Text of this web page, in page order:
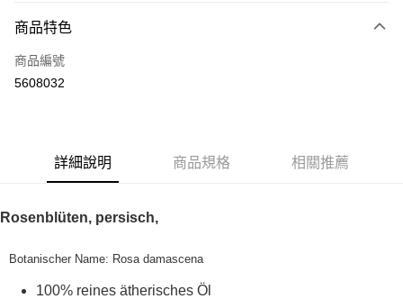
信用卡一次付款
超商取貨付款
街口支付
商品特色
商品編號
5608032
詳細說明 商品規格 相關推薦
Rosenblüten, persisch,
Botanischer Name: Rosa damascena
100% reines ätherisches Öl